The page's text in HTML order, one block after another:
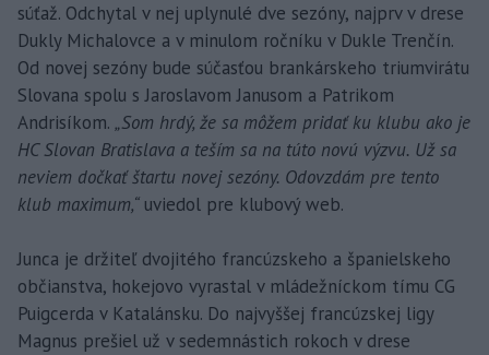
súťaž. Odchytal v nej uplynulé dve sezóny, najprv v drese
Dukly Michalovce a v minulom ročníku v Dukle Trenčín.
Od novej sezóny bude súčasťou brankárskeho triumvirátu
Slovana spolu s Jaroslavom Janusom a Patrikom
Andrisíkom. „Som hrdý, že sa môžem pridať ku klubu ako je
HC Slovan Bratislava a teším sa na túto novú výzvu. Už sa
neviem dočkať štartu novej sezóny. Odovzdám pre tento
klub maximum,“ uviedol pre klubový web.
Junca je držiteľ dvojitého francúzskeho a španielskeho
občianstva, hokejovo vyrastal v mládežníckom tímu CG
Puigcerda v Katalánsku. Do najvyššej francúzskej ligy
Magnus prešiel už v sedemnástich rokoch v drese